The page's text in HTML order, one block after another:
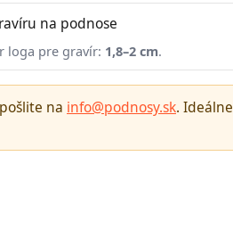
loga pre gravír: 1,8–2 cm.
na info@podnosy.sk. Ideálne